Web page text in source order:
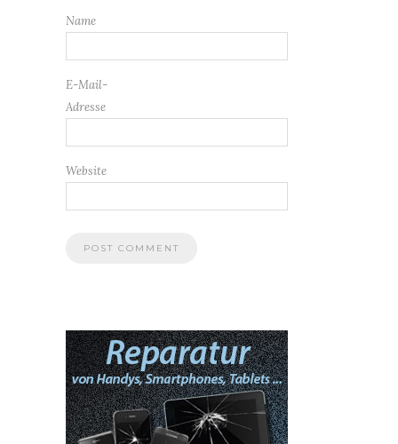
Name
E-Mail-
Adresse
Website